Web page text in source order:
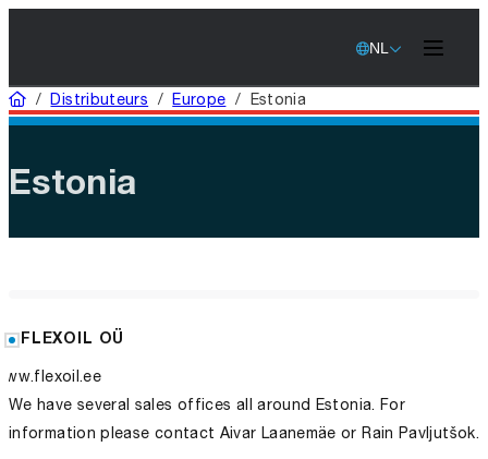
NL
Home
/Distributeurs /Europe / Estonia
Estonia
FLEXOIL OÜ
We have several sales offices all around Estonia. For
information please contact Aivar Laanemäe or Rain Pavljutšok.